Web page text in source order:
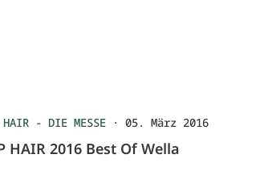
HAIR - DIE MESSE ·05. März 2016
HAIR 2016 Best Of Wella